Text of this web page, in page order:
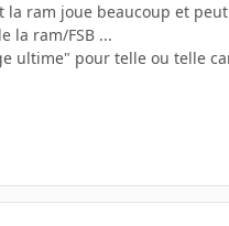
la ram joue beaucoup et
la ram/FSB ...
ultime" pour telle ou telle